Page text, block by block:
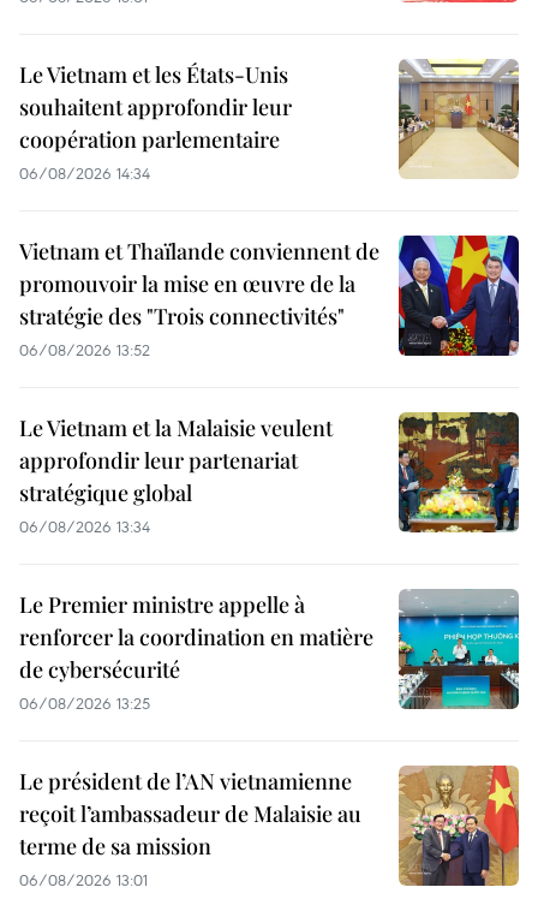
Le Vietnam et les États-Unis
souhaitent approfondir leur
coopération parlementaire
06/08/2026 14:34
Vietnam et Thaïlande conviennent de
promouvoir la mise en œuvre de la
stratégie des "Trois connectivités"
06/08/2026 13:52
Le Vietnam et la Malaisie veulent
approfondir leur partenariat
stratégique global
06/08/2026 13:34
Le Premier ministre appelle à
renforcer la coordination en matière
de cybersécurité
06/08/2026 13:25
Le président de l’AN vietnamienne
reçoit l’ambassadeur de Malaisie au
terme de sa mission
06/08/2026 13:01